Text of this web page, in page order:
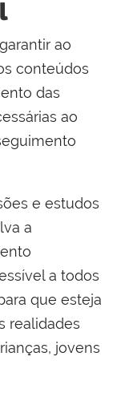
ao
conteúdos
das
ao
e estudos
a
a todos
que esteja
realidades
jovens